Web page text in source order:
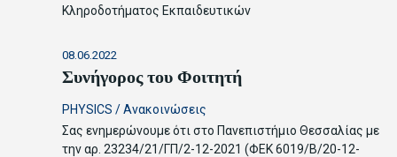
Κληροδοτήματος Εκπαιδευτικών
08.06.2022
Συνήγορος του Φοιτητή
PHYSICS /Ανακοινώσεις
Σας ενημερώνουμε ότι στο Πανεπιστήμιο Θεσσαλίας με
την αρ. 23234/21/ΓΠ/2-12-2021 (ΦΕΚ 6019/Β/20-12-